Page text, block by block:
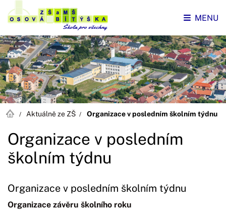
MENU
Aktuálně ze ZŠ Organizace v posledním školním týdnu
Organizace v posledním
školním týdnu
Organizace v posledním školním týdnu
Organizace závěru školního roku